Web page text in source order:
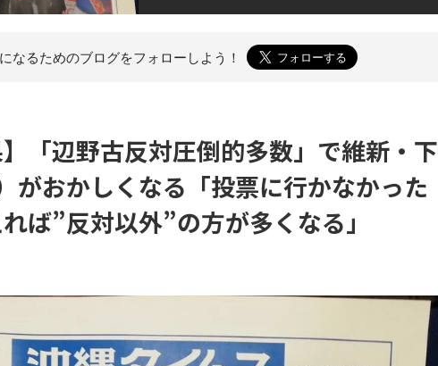
なるためのブログをフォローしよう！
】「辺野古反対圧倒的多数」で維新・下
がおかしくなる「投票に行かなかった
ば”反対以外”の方が多くなる」